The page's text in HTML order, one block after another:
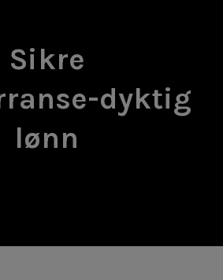
Sikre
dyktig
lønn